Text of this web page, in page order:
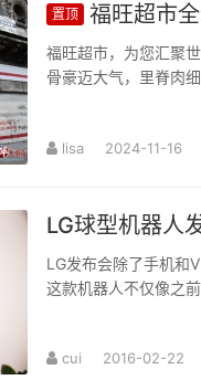
置顶 福旺超市全
福旺超市，为您汇聚
骨豪迈大气，里脊肉
lisa 2024-11-16
LG球型机器人
LG发布会除了手机和
这款机器人不仅像之
cui 2016-02-22